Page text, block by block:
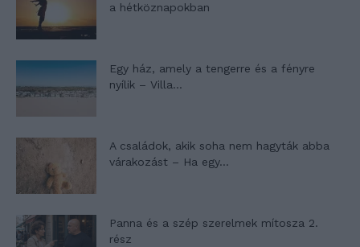
a hétköznapokban
Egy ház, amely a tengerre és a fényre
nyílik – Villa...
A családok, akik soha nem hagyták abba
várakozást – Ha egy...
Panna és a szép szerelmek mítosza 2.
rész